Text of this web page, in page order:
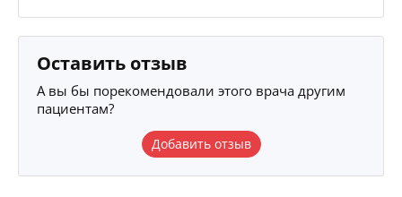
Оставить отзыв
А вы бы порекомендовали этого врача другим
пациентам?
Добавить отзыв